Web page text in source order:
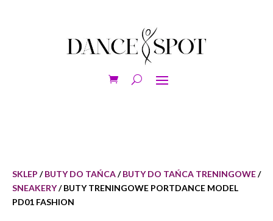
SKLEP /BUTY DO TAŃCA/BUTY DO TAŃCA TRENINGOWE/
SNEAKERY/ BUTY TRENINGOWE PORTDANCE MODEL
PD01 FASHION